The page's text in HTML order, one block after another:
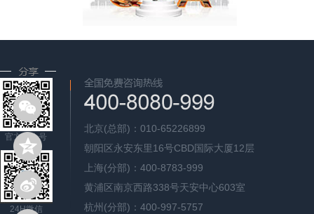
官方公众号
24H微信
北京(总部)：010-65226899
朝阳区永安东里16号CBD国际大厦12层
上海(分部)：400-8783-999
黄浦区南京西路338号天安中心603室
杭州(分部)：400-997-5757